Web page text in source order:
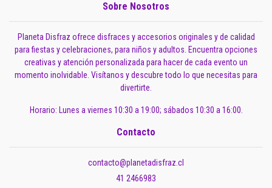
Sobre Nosotros
Planeta Disfraz ofrece disfraces y accesorios originales y de calidad
para fiestas y celebraciones, para niños y adultos. Encuentra opciones
creativas y atención personalizada para hacer de cada evento un
momento inolvidable. Visítanos y descubre todo lo que necesitas para
divertirte.
Horario: Lunes a viernes 10:30 a 19:00; sábados 10:30 a 16:00.
Contacto
contacto@planetadisfraz.cl
41 2466983